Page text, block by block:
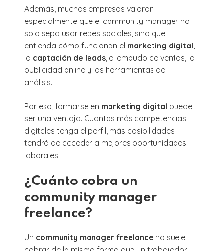
Además, muchas empresas valoran
especialmente que el community manager no
solo sepa usar redes sociales, sino que
entienda cómo funcionan el marketing digital
la captación de leads , el embudo de ventas, la
publicidad online y las herramientas de
análisis.
Por eso, formarse en marketing digital puede
ser una ventaja. Cuantas más competencias
digitales tenga el perfil, más posibilidades
tendrá de acceder a mejores oportunidades
laborales.
¿Cuánto cobra un
community manager
freelance?
Un community manager freelance no suele